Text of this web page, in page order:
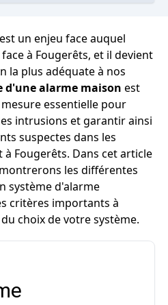
un enjeu face auquel
à Fougerêts, et il devient
la plus adéquate à nos
d'une alarme maison est
essentielle pour
intrusions et garantir ainsi
suspectes dans les
Fougerêts. Dans cet article
les différentes
système d'alarme
critères importants à
choix de votre système.